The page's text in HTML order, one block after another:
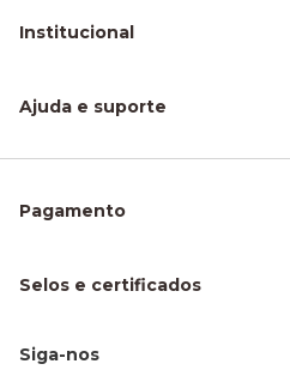
Institucional
Sobre nós
Nossa Loja
Ajuda e suporte
Frete e entrega
Como Calcular a Área do seu Piso
Piso Laminado para Sala
Piso Vinílico para Apartamento
Pagamento
Selos e certificados
Siga-nos